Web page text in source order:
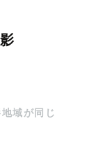
域が同じ